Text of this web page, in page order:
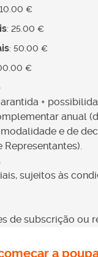
ato isolado
IRS Nesse anexo,
2 (relativa ao ato
respeitam os
de atividade
rendimentos
€
: 25.00 €
: 50.00 €
€
+
anual
e de
Representantes).
sujeitos às
de subscrição ou
a